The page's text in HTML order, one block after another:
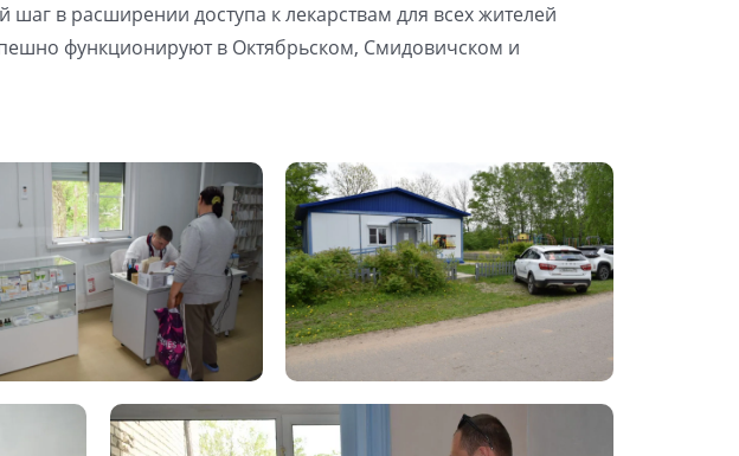
в расширении доступа к лекарствам для всех жителей
функционируют в Октябрьском, Смидовичском и